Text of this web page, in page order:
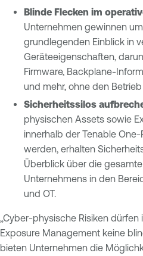
Blinde Flecken im
Unternehmen gewinnen
grundlegenden Einblick in
Geräteeigenschaften,
Firmware, Backplane-
und mehr, ohne den
Sicherheitssilos
physischen Assets sowie
innerhalb der Tenable
werden, erhalten
Überblick über die
Unternehmens in den
und OT.
„Cyber-physische Risiken
Exposure Management keine
bieten Unternehmen die